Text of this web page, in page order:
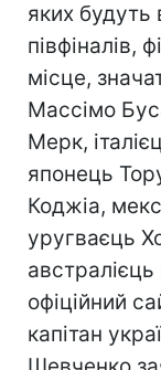
яких будуть
півфіналів,
місце,
Массімо
Мерк,
японець
Коджіа,
уругваєць
офіційний
капітан